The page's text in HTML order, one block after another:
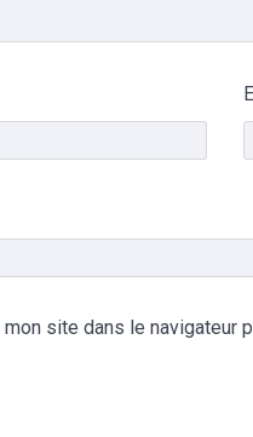
site dans le navigateur